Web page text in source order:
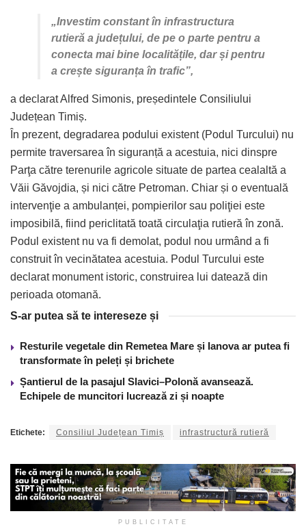
„Investim constant în infrastructura
rutieră a județului, de pe o parte pentru a
conecta mai bine localitățile, dar și pentru
a crește siguranța în trafic”,
a declarat Alfred Simonis, președintele Consiliului
Județean Timiș.
În prezent, degradarea podului existent (Podul Turcului) nu
permite traversarea în siguranță a acestuia, nici dinspre
Parţa către terenurile agricole situate de partea cealaltă a
Văii Găvojdia, și nici către Petroman. Chiar și o eventuală
intervenţie a ambulanței, pompierilor sau poliţiei este
imposibilă, fiind periclitată toată circulaţia rutieră în zonă.
Podul existent nu va fi demolat, podul nou urmând a fi
construit în vecinătatea acestuia. Podul Turcului este
declarat monument istoric, construirea lui datează din
perioada otomană.
S-ar putea să te intereseze și
Resturile vegetale din Remetea Mare și Ianova ar putea fi
transformate în peleți și brichete
Șantierul de la pasajul Slavici–Polonă avansează.
Echipele de muncitori lucrează zi și noapte
Etichete: Consiliul Județean Timiș infrastructură rutieră
PUBLICITATE